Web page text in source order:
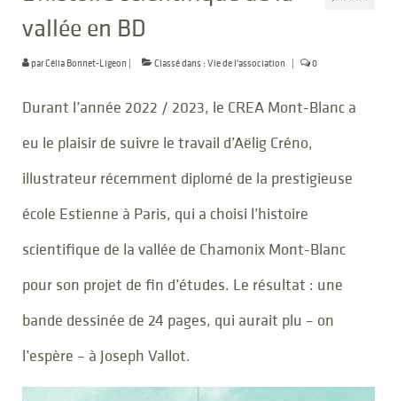
vallée en BD
parCélia Bonnet-Ligeon | Classé dans : Vie de l'association | 0
Durant l’année 2022 / 2023, le CREA Mont-Blanc a
eu le plaisir de suivre le travail d’Aëlig Créno,
illustrateur récemment diplomé de la prestigieuse
école Estienne à Paris, qui a choisi l’histoire
scientifique de la vallée de Chamonix Mont-Blanc
pour son projet de fin d’études. Le résultat : une
bande dessinée de 24 pages, qui aurait plu – on
l’espère – à Joseph Vallot.